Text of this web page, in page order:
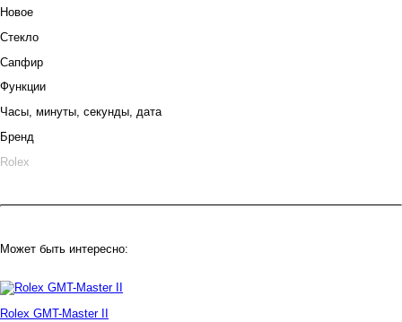
Новое
Стекло
Сапфир
Функции
Часы, минуты, секунды, дата
Бренд
Rolex
Может быть интересно:
Rolex GMT-Master II